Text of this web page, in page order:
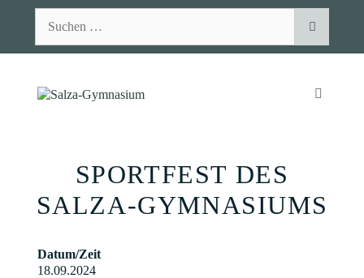
nach:
SPORTFEST DES
SALZA-GYMNASIUMS
Datum/Zeit
18.09.2024